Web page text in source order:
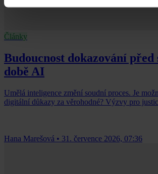
Články
Budoucnost dokazování před
době AI
Umělá inteligence změní soudní proces. Je
digitální důkazy za věrohodné? Výzvy pro
Hana Marešová • 31. července 2026, 07:36